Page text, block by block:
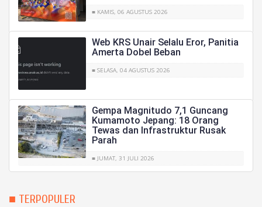
■ KAMIS, 06 AGUSTUS 2026
Web KRS Unair Selalu Eror, Panitia
Amerta Dobel Beban
■ SELASA, 04 AGUSTUS 2026
Gempa Magnitudo 7,1 Guncang
Kumamoto Jepang: 18 Orang
Tewas dan Infrastruktur Rusak
Parah
■ JUMAT, 31 JULI 2026
■ TERPOPULER